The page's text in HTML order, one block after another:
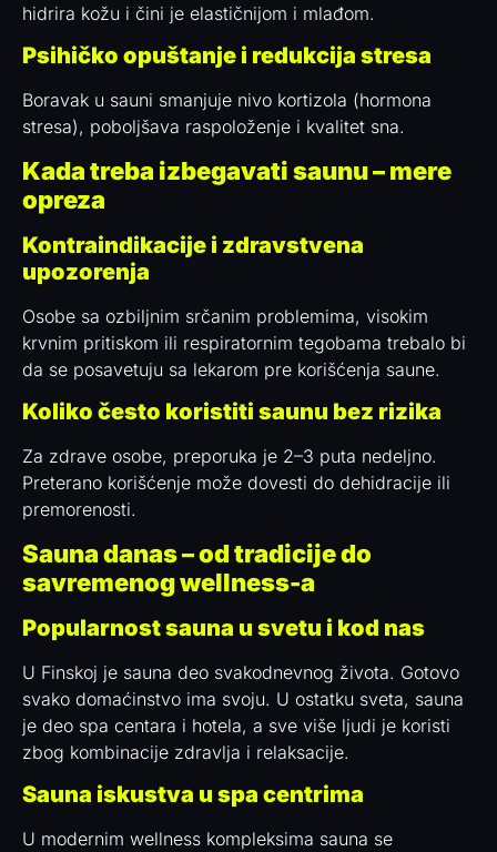
hidrira kožu i čini je elastičnijom i mlađom.
Psihičko opuštanje i redukcija stresa
Boravak u sauni smanjuje nivo kortizola (hormona
stresa), poboljšava raspoloženje i kvalitet sna.
Kada treba izbegavati saunu – mere
opreza
Kontraindikacije i zdravstvena
upozorenja
Osobe sa ozbiljnim srčanim problemima, visokim
krvnim pritiskom ili respiratornim tegobama trebalo bi
da se posavetuju sa lekarom pre korišćenja saune.
Koliko često koristiti saunu bez rizika
Za zdrave osobe, preporuka je 2–3 puta nedeljno.
Preterano korišćenje može dovesti do dehidracije ili
premorenosti.
Sauna danas – od tradicije do
savremenog wellness-a
Popularnost sauna u svetu i kod nas
U Finskoj je sauna deo svakodnevnog života. Gotovo
svako domaćinstvo ima svoju. U ostatku sveta, sauna
je deo spa centara i hotela, a sve više ljudi je koristi
zbog kombinacije zdravlja i relaksacije.
Sauna iskustva u spa centrima
U modernim wellness kompleksima sauna se